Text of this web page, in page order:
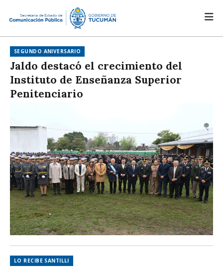
SEGUNDO ANIVERSARIO
Jaldo destacó el crecimiento del
Instituto de Enseñanza Superior
Penitenciario
LO RECIBE SANTILLI